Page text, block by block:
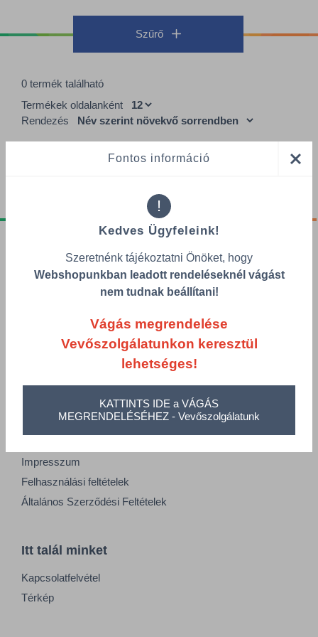
Szűrő
0 termék található
Termékek oldalanként
Rendezés
Tájékoztatók
Adatvédelmi nyilatkozat
Adatkezelési tájékoztató
Alapvető munkaügyi szabályok
Visszaélés-bejelentés
Minőségpolitika
Információk
Impresszum
Felhasználási feltételek
Általános Szerződési Feltételek
Itt talál minket
Kapcsolatfelvétel
Térkép
Fontos információ
!
Kedves Ügyfeleink!
Szeretnénk tájékoztatni Önöket, hogy
Webshopunkban leadott rendeléseknél vágást
nem tudnak beállítani!
Vágás megrendelése
Vevőszolgálatunkon keresztül
lehetséges!
KATTINTS IDE a VÁGÁS
MEGRENDELÉSÉHEZ - Vevőszolgálatunk